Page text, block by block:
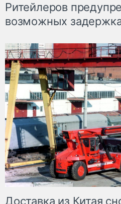
Ритейлеров
возможных
Доставка из Китая